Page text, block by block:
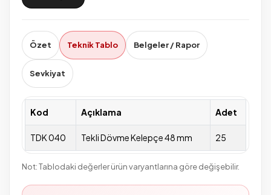
Özet Teknik Tablo Belgeler / Rapor
Sevkiyat
Kod Açıklama Adet
TDK 040 Tekli Dövme Kelepçe 48 mm 25
Not: Tablodaki değerler ürün varyantlarına göre değişebilir.